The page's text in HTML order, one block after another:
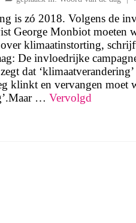
is zó 2018. Volgens de
George Monbiot moeten
klimaatinstorting,
De invloedrijke
dat
klinkt en vervangen moet
… Vervolgd